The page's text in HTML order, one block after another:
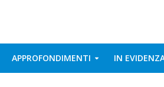
APPROFONDIMENTI IN